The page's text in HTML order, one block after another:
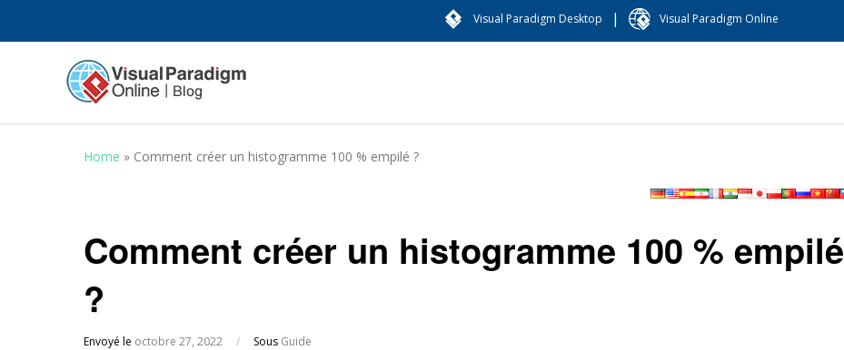
Visual Paradigm Desktop | Visual Paradigm Online
Home » Comment créer un histogramme 100 % empilé ?
Comment créer un histogramme 100 % empilé
?
Envoyé le octobre 27, 2022 / Sous Guide